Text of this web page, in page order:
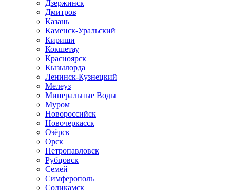
Дзержинск
Дмитров
Казань
Каменск-Уральский
Кириши
Кокшетау
Красноярск
Кызылорда
Ленинск-Кузнецкий
Мелеуз
Минеральные Воды
Муром
Новороссийск
Новочеркасск
Озёрск
Орск
Петропавловск
Рубцовск
Семей
Симферополь
Соликамск